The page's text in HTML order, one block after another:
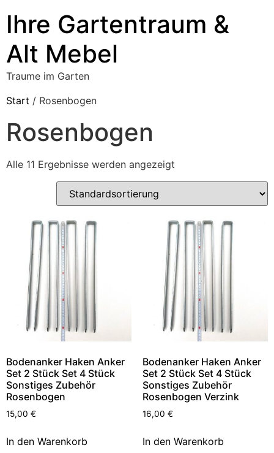
Ihre Gartentraum &
Alt Mebel
Traume im Garten
Start / Rosenbogen
Rosenbogen
Alle 11 Ergebnisse werden angezeigt
Bodenanker Haken Anker
Set 2 Stück Set 4 Stück
Sonstiges Zubehör
Rosenbogen
15,00 €
In den Warenkorb
Bodenanker Haken Anker
Set 2 Stück Set 4 Stück
Sonstiges Zubehör
Rosenbogen Verzink
16,00 €
In den Warenkorb